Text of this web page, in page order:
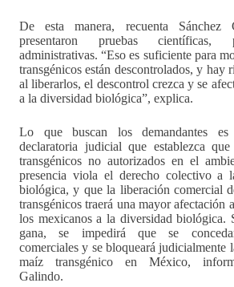
De esta manera, recuenta Sánchez
presentaron pruebas científicas,
administrativas. “Eso es suficiente para
transgénicos están descontrolados, y hay
al liberarlos, el descontrol crezca y se
a la diversidad biológica”, explica.
Lo que buscan los demandantes
declaratoria judicial que establezca
transgénicos no autorizados en el
presencia viola el derecho colectivo a
biológica, y que la liberación comercial
transgénicos traerá una mayor afectación
los mexicanos a la diversidad biológica.
gana, se impedirá que se
comerciales y se bloqueará judicialmente
maíz transgénico en México,
Galindo.